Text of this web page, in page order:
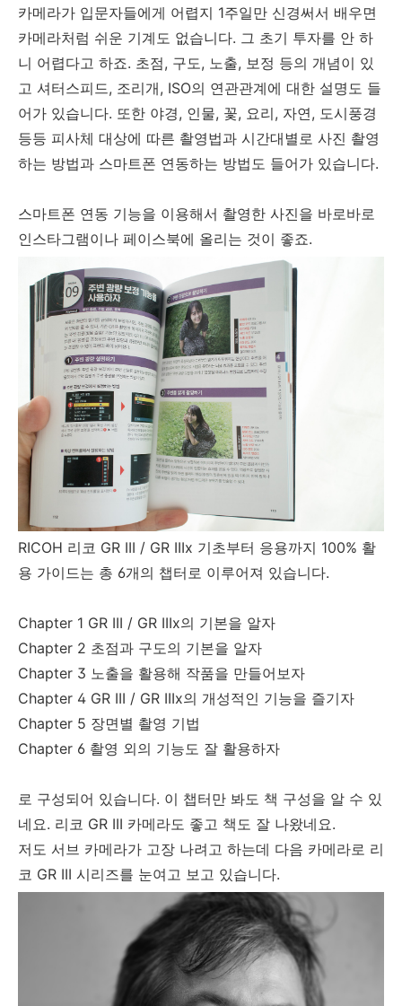
카메라가 입문자들에게 어렵지 1주일만 신경써서 배우면
카메라처럼 쉬운 기계도 없습니다. 그 초기 투자를 안 하
니 어렵다고 하죠. 초점, 구도, 노출, 보정 등의 개념이 있
고 셔터스피드, 조리개, ISO의 연관관계에 대한 설명도 들
어가 있습니다. 또한 야경, 인물, 꽃, 요리, 자연, 도시풍경
등등 피사체 대상에 따른 촬영법과 시간대별로 사진 촬영
하는 방법과 스마트폰 연동하는 방법도 들어가 있습니다.
스마트폰 연동 기능을 이용해서 촬영한 사진을 바로바로
인스타그램이나 페이스북에 올리는 것이 좋죠.
RICOH 리코 GR III / GR IIIx 기초부터 응용까지 100% 활
용 가이드는 총 6개의 챕터로 이루어져 있습니다.
Chapter 1 GR III / GR IIIx의 기본을 알자
Chapter 2 초점과 구도의 기본을 알자
Chapter 3 노출을 활용해 작품을 만들어보자
Chapter 4 GR III / GR IIIx의 개성적인 기능을 즐기자
Chapter 5 장면별 촬영 기법
Chapter 6 촬영 외의 기능도 잘 활용하자
로 구성되어 있습니다. 이 챕터만 봐도 책 구성을 알 수 있
네요. 리코 GR III 카메라도 좋고 책도 잘 나왔네요.
저도 서브 카메라가 고장 나려고 하는데 다음 카메라로 리
코 GR III 시리즈를 눈여고 보고 있습니다.